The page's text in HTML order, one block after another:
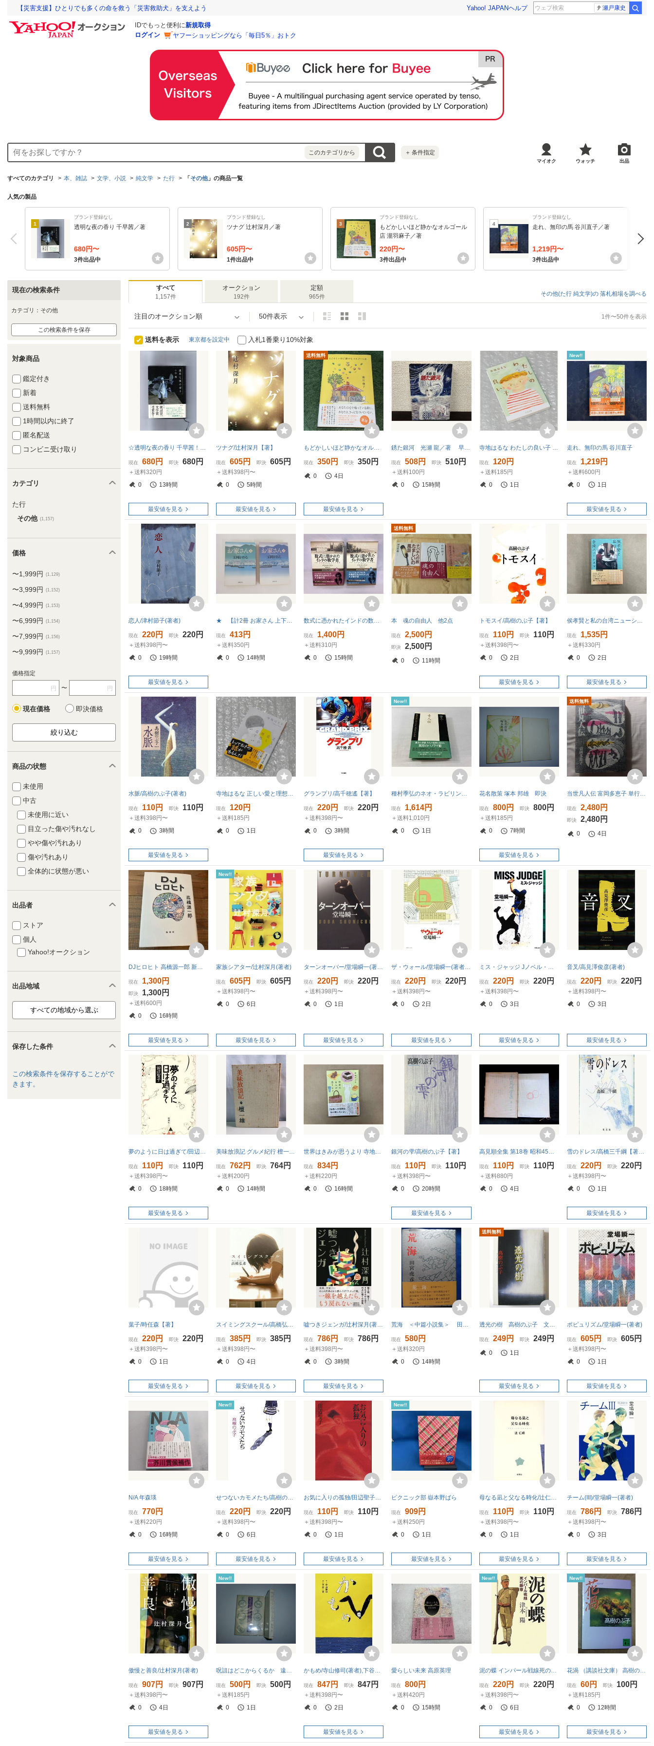
【災害支援】ひとりでも多くの命を救う「災害救助犬」を支えよう Yahoo! JAPANヘルプ 瀬戸康史
IDでもっと便利に新規取得
ログイン
ヤフーショッピングなら「毎日5％」おトク
このカテゴリから ＋ 条件指定
マイオク ウォッチ 出品
すべてのカテゴリ 本、雑誌 文学、小説 純文学 た行 「 その他」の商品一覧
人気の製品
1
ブランド登録なし
透明な夜の香り 千早茜／著
680円〜
3件出品中
2
ブランド登録なし
ツナグ 辻村深月／著
605円〜
1件出品中
3
ブランド登録なし
もどかしいほど静かなオルゴール
店 瀧羽麻子／著
220円〜
3件出品中
4
ブランド登録なし
走れ、無印の馬 谷川直子／著
1,219円〜
3件出品中
現在の検索条件
カテゴリ：その他
この検索条件を保存
対象商品
鑑定付き
新着
送料無料
1時間以内に終了
匿名配送
コンビニ受け取り
カテゴリ
た行
その他 (1,157)
価格
〜1,999円 (1,129)
〜3,999円 (1,152)
〜4,999円 (1,153)
〜6,999円 (1,154)
〜7,999円 (1,156)
〜9,999円 (1,157)
価格指定
円 〜 円
現在価格 即決価格
商品の状態
未使用
中古
未使用に近い
目立った傷や汚れなし
やや傷や汚れあり
傷や汚れあり
全体的に状態が悪い
出品者
ストア
個人
Yahoo!オークション
出品地域
保存した条件
この検索条件を保存することがで
きます。
すべて
1,157件
オークション
192件
定額
965件 その他(た行 純文学)の 落札相場を調べる
注目のオークション順 50件表示 1件〜50件を表示
送料を表示 東京都を設定中 入札1番乗り10%対象
☆透明な夜の香り 千早茜！帯付き単行本！【即決】直木賞作家の意欲作！
現在 680円 即決 680円
＋送料320円
0
13時間
最安値を見る
ツナグ/辻村深月【著】
現在 605円 即決 605円
＋送料398円〜
0
5時間
最安値を見る
送料無料
もどかしいほど静かなオルゴール店 瀧羽麻子／著
現在 350円 即決 350円
0 4日
最安値を見る
銹た銀河 光瀬 龍／著 早川書房
現在 508円 即決 510円
＋送料100円
0
15時間
寺地はるな わたしの良い子 / 文庫本
現在 120円
＋送料185円
0
1日
New!!
走れ、無印の馬 谷川直子
現在 1,219円
＋送料600円
0
1日
最安値を見る
恋人/津村節子(著者)
現在 220円 即決 220円
＋送料398円〜
0
19時間
最安値を見る
★ 【計2冊 お家さん 上下巻 玉岡かおる 新潮文庫 2014年】152-02507
現在 413円
＋送料350円
0
14時間
数式に憑かれたインドの数学者 上下巻
現在 1,400円
＋送料310円
0
15時間
送料無料
本 魂の自由人 他2点
現在 2,500円
即決 2,500円
0 11時間
トモスイ/高樹のぶ子【著】
現在 110円 即決 110円
＋送料398円〜
0
2日
最安値を見る
侯孝賢と私の台湾ニューシネマ 朱天文
現在 1,535円
＋送料330円
0
2日
最安値を見る
水脈/高樹のぶ子(著者)
現在 110円 即決 110円
＋送料398円〜
0
3時間
最安値を見る
寺地はるな 正しい愛と理想の息子 / 文庫本
現在 120円
＋送料185円
0
1日
グランプリ/高千穂遙【著】
現在 220円 即決 220円
＋送料398円〜
0
3時間
最安値を見る
New!!
種村季弘のネオ・ラビリントス(2) 種村季弘
現在 1,614円
＋送料1,010円
0
1日
花名散策 塚本 邦雄 即決
現在 800円 即決 800円
＋送料185円
0
7時間
最安値を見る
送料無料
当世凡人伝 富岡多恵子 単行本 初版
現在 2,480円
即決 2,480円
0 4日
現在 1,300円
即決 1,300円
＋送料600円
0
16時間
最安値を見る
New!!
家族シアター/辻村深月(著者)
現在 605円 即決 605円
＋送料398円〜
0
6日
最安値を見る
現在 220円 即決 220円
＋送料398円〜
0
1日
最安値を見る
現在 220円 即決 220円
＋送料398円〜
0
2日
最安値を見る
現在 220円 即決 220円
＋送料398円〜
0
3日
最安値を見る
音叉/高見澤俊彦(著者)
現在 220円 即決 220円
＋送料398円〜
0
3日
最安値を見る
現在 110円 即決 110円
＋送料398円〜
0
18時間
最安値を見る
現在 762円 即決 764円
＋送料200円
0
14時間
現在 834円
＋送料220円
0
16時間
銀河の雫/高樹のぶ子【著】
現在 110円 即決 110円
＋送料398円〜
0
20時間
最安値を見る
現在 110円 即決 110円
＋送料880円
0
4日
雪のドレス/高橋三千綱【著】
現在 220円 即決 220円
＋送料398円〜
0
1日
最安値を見る
葉子/時任森【著】
現在 220円 即決 220円
＋送料398円〜
0
1日
最安値を見る
スイミングスクール/高橋弘希(著者)
現在 385円 即決 385円
＋送料398円〜
0
4日
最安値を見る
嘘つきジェンガ/辻村深月(著者)
現在 786円 即決 786円
＋送料398円〜
0
3時間
最安値を見る
荒海 ＜中篇小説集＞ 田宮虎彦 新潮社 昭和53年 初版 帯付 装幀:吉岡堅二
現在 580円
＋送料320円
0
14時間
送料無料
透光の樹 高樹のぶ子 文藝春秋 初版
現在 249円 即決 249円
0 1日
最安値を見る
ポピュリズム/堂場瞬一(著者)
現在 605円 即決 605円
＋送料398円〜
0
1日
最安値を見る
N/A 年森瑛
現在 770円
＋送料220円
0
16時間
最安値を見る
New!!
せつないカモメたち/高樹のぶ子【著】
現在 220円 即決 220円
＋送料398円〜
0
6日
最安値を見る
お気に入りの孤独/田辺聖子【著】
現在 110円 即決 110円
＋送料398円〜
0
1日
最安値を見る
New!!
ピクニック部 嶽本野ばら
現在 909円
＋送料250円
0
1日
最安値を見る
母なる凪と父なる時化/辻仁成(著者)
現在 110円 即決 110円
＋送料398円〜
0
1日
最安値を見る
チーム(III)/堂場瞬一(著者)
現在 786円 即決 786円
＋送料398円〜
0
3日
最安値を見る
傲慢と善良/辻村深月(著者)
現在 907円 即決 907円
＋送料398円〜
0
4日
最安値を見る
New!!
呪詛はどこからくるか 遠丸 立 即決
現在 500円 即決 500円
＋送料185円
0
1日
かもめ/寺山修司(著者),下谷二助
現在 847円 即決 847円
＋送料398円〜
0
2日
最安値を見る
愛らしい未来 高原英理
現在 800円
＋送料420円
0
15時間
New!!
泥の蝶 インパール戦線死の断章/津本陽【著】
現在 220円 即決 220円
＋送料398円〜
0
6日
最安値を見る
New!!
花渦 （講談社文庫） 高樹のぶ子／〔著〕
現在 60円 即決 100円
＋送料185円
0
12時間
最安値を見る